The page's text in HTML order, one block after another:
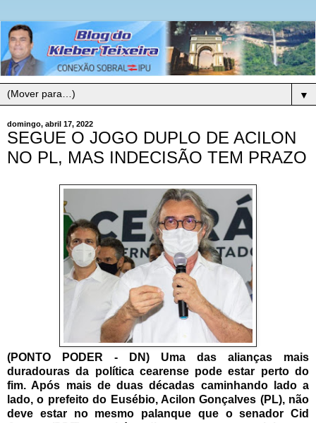
▼
domingo, abril 17, 2022
SEGUE O JOGO DUPLO DE ACILON
NO PL, MAS INDECISÃO TEM PRAZO
(PONTO PODER - DN) Uma das alianças mais
duradouras da política cearense pode estar perto do
fim. Após mais de duas décadas caminhando lado a
lado, o prefeito do Eusébio, Acilon Gonçalves (PL), não
deve estar no mesmo palanque que o senador Cid